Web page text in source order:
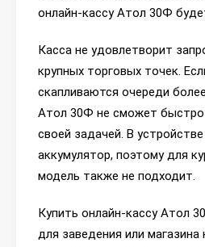
онлайн-кассу Атол 30Ф
Касса не удовлетворит
крупных торговых точек.
скапливаются очереди
Атол 30Ф не сможет быстро
своей задачей. В
аккумулятор, поэтому для
модель также не подходит.
Купить онлайн-кассу Атол
для заведения или